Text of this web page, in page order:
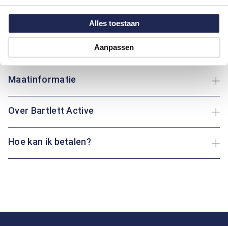
Alles toestaan
Aanpassen
voor een tijdloze uitstraling, ideaal voor elke gelegenheid. Het
ontspant in de tuin: deze korte broek biedt je altijd optimaal
Maatinformatie
Over Bartlett Active
Hoe kan ik betalen?